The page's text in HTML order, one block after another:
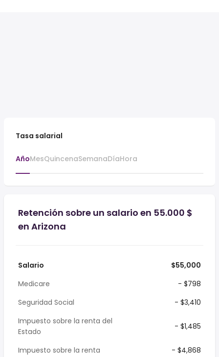
Tasa salarial
AñoMesQuincenaSemanaDíaHora
Retención sobre un salario en 55.000 $
en Arizona
Salario
$55,000
Medicare
- $798
Seguridad Social
- $3,410
Impuesto sobre la renta del
Estado
- $1,485
Impuesto sobre la renta - $4,868